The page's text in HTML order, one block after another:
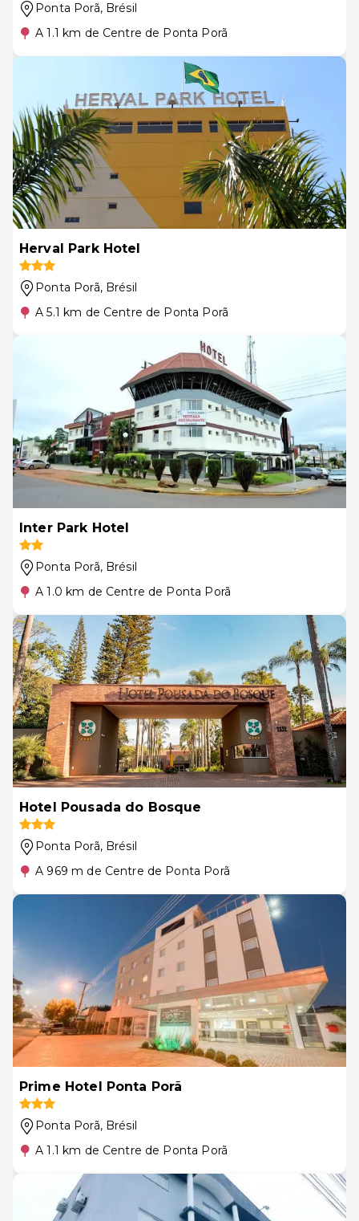
Ponta Porã, Brésil
A 1.1 km de Centre de Ponta Porã
Herval Park Hotel
Ponta Porã, Brésil
A 5.1 km de Centre de Ponta Porã
Inter Park Hotel
Ponta Porã, Brésil
A 1.0 km de Centre de Ponta Porã
Hotel Pousada do Bosque
Ponta Porã, Brésil
A 969 m de Centre de Ponta Porã
Prime Hotel Ponta Porã
Ponta Porã, Brésil
A 1.1 km de Centre de Ponta Porã